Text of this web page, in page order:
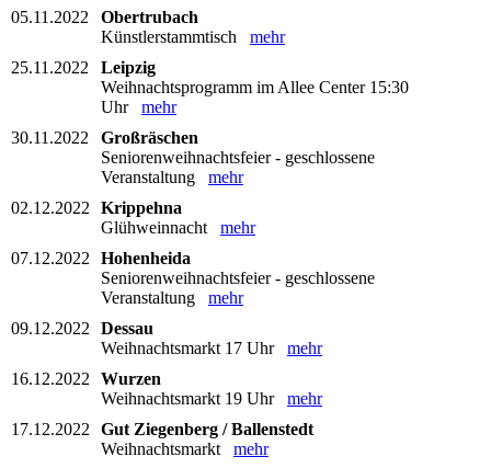
05.11.2022
Obertrubach
Künstlerstammtisch mehr
25.11.2022
Leipzig
Weihnachtsprogramm im Allee Center 15:30
Uhr mehr
30.11.2022
Großräschen
Seniorenweihnachtsfeier - geschlossene
Veranstaltung mehr
02.12.2022
Krippehna
Glühweinnacht mehr
07.12.2022
Hohenheida
Seniorenweihnachtsfeier - geschlossene
Veranstaltung mehr
09.12.2022
Dessau
Weihnachtsmarkt 17 Uhr mehr
16.12.2022
Wurzen
Weihnachtsmarkt 19 Uhr mehr
17.12.2022
Gut Ziegenberg / Ballenstedt
Weihnachtsmarkt mehr